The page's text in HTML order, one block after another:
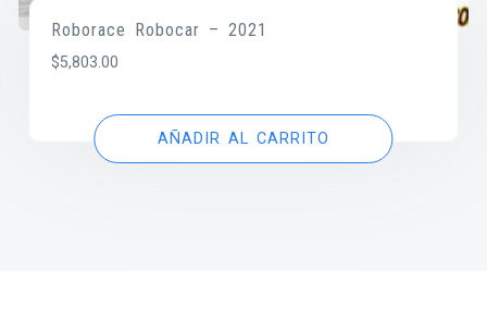
Roborace Robocar – 2021
$5,803.00
AÑADIR AL CARRITO